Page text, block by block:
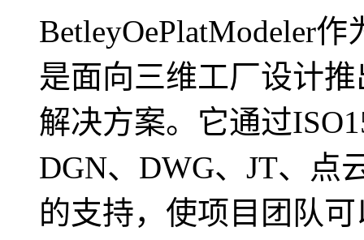
BetleyOePlatModeler
是面向三维工厂设计
解决方案。它通过
DGN、DWG、JT、点
的支持，使项目团队